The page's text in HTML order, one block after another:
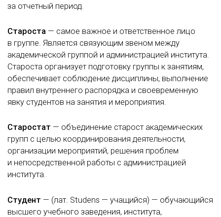
за отчетный период.
Староста — самое важное и ответственное лицо
в группе. Является связующим звеном между
академической группой и администрацией института.
Староста организует подготовку группы к занятиям,
обеспечивает соблюдение дисциплины, выполнение
правил внутреннего распорядка и своевременную
явку студентов на занятия и мероприятия.
Старостат — объединение старост академических
групп с целью координирования деятельности,
организации мероприятий, решения проблем
и непосредственной работы с администрацией
института.
Студент — (лат. Studens — учащийся) — обучающийся
высшего учебного заведения, института,